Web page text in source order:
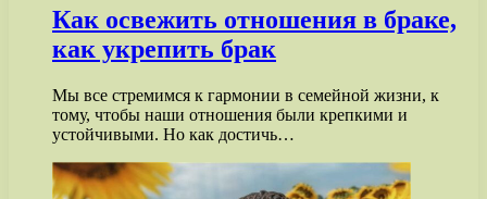
Как освежить отношения в браке,
как укрепить брак
Мы все стремимся к гармонии в семейной жизни, к
тому, чтобы наши отношения были крепкими и
устойчивыми. Но как достичь…